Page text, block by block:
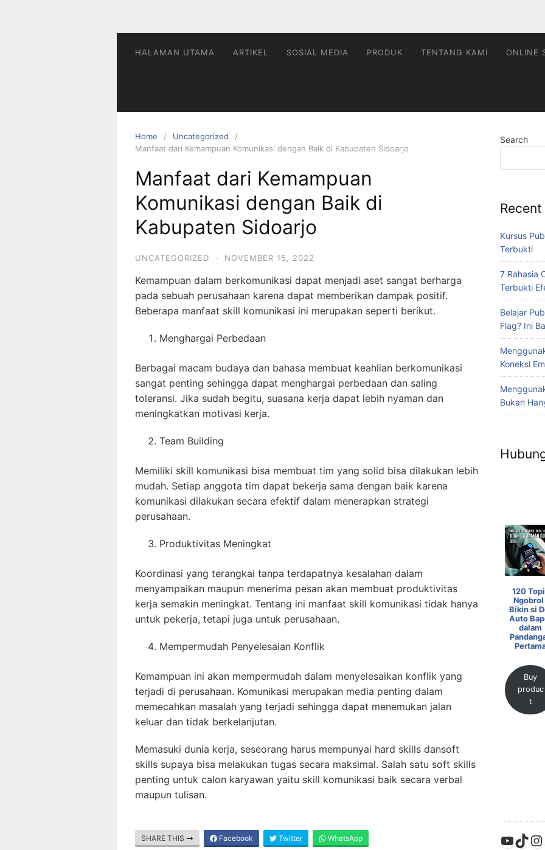
HALAMAN UTAMA ARTIKEL SOSIAL MEDIA PRODUK TENTANG KAMI ONLINE
Home
Uncategorized
Manfaat dari Kemampuan Komunikasi dengan Baik di Kabupaten Sidoarjo
Manfaat dari Kemampuan
Komunikasi dengan Baik di
Kabupaten Sidoarjo
UNCATEGORIZED · NOVEMBER 15, 2022
Kemampuan dalam berkomunikasi dapat menjadi aset sangat berharga
pada sebuah perusahaan karena dapat memberikan dampak positif.
Beberapa manfaat skill komunikasi ini merupakan seperti berikut.
Menghargai Perbedaan
Berbagai macam budaya dan bahasa membuat keahlian berkomunikasi
sangat penting sehingga dapat menghargai perbedaan dan saling
toleransi. Jika sudah begitu, suasana kerja dapat lebih nyaman dan
meningkatkan motivasi kerja.
Team Building
Memiliki skill komunikasi bisa membuat tim yang solid bisa dilakukan lebih
mudah. Setiap anggota tim dapat bekerja sama dengan baik karena
komunikasi dilakukan secara efektif dalam menerapkan strategi
perusahaan.
Produktivitas Meningkat
Koordinasi yang terangkai tanpa terdapatnya kesalahan dalam
menyampaikan maupun menerima pesan akan membuat produktivitas
kerja semakin meningkat. Tentang ini manfaat skill komunikasi tidak hanya
untuk pekerja, tetapi juga untuk perusahaan.
Mempermudah Penyelesaian Konflik
Kemampuan ini akan mempermudah dalam menyelesaikan konflik yang
terjadi di perusahaan. Komunikasi merupakan media penting dalam
memecahkan masalah yang terjadi sehingga dapat menemukan jalan
keluar dan tidak berkelanjutan.
Memasuki dunia kerja, seseorang harus mempunyai hard skills dansoft
skills supaya bisa melakukan tugas secara maksimal. Salah satu soft skills
penting untuk calon karyawan yaitu skill komunikasi baik secara verbal
maupun tulisan.
SHARE THIS Facebook Twitter WhatsApp
Search
Kursus
Terbukti
7 Rahasia
Terbukti
Belajar
Flag? Ini
Koneksi
Bukan
120
Ngobrol
Bikin si
Auto
dalam
Buy
produc
t